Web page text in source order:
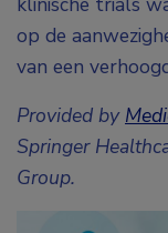
op de
van een
Provided by
Springer
Group.